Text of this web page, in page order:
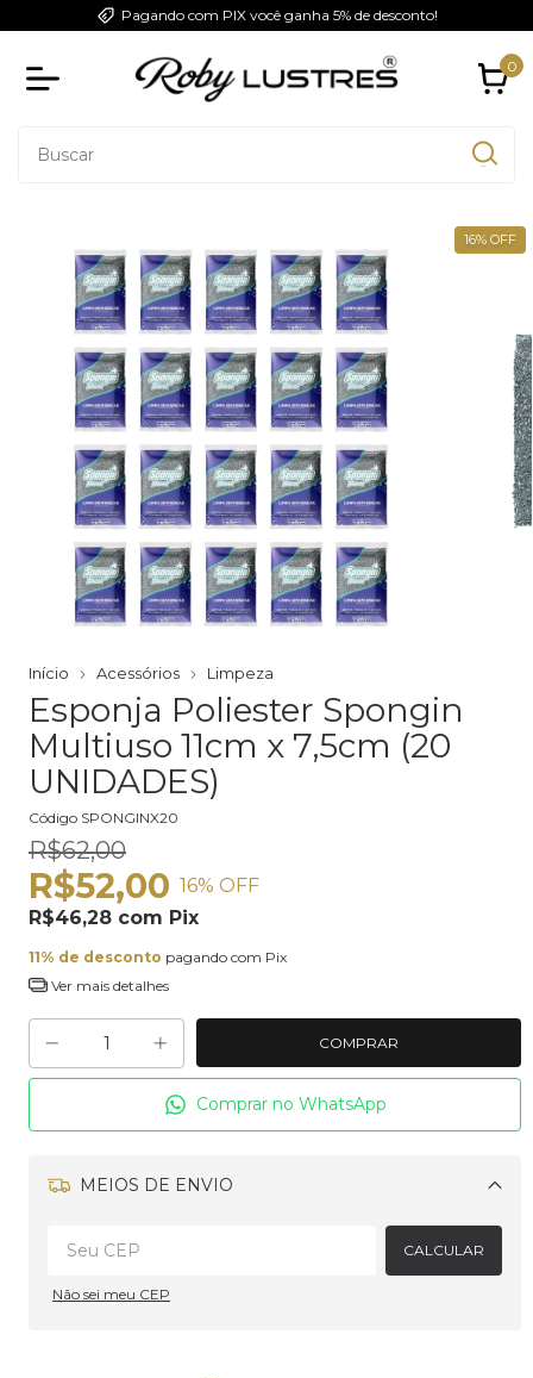
Pagando com PIX você ganha 5% de desconto!
0
16% OFF
Início Acessórios Limpeza
Esponja Poliester Spongin
Multiuso 11cm x 7,5cm (20
UNIDADES)
Código SPONGINX20
R$62,00
R$52,00 16% OFF
R$46,28 com Pix
11% de desconto pagando com Pix
Ver mais detalhes
Comprar no WhatsApp
MEIOS DE ENVIO
Alterar CEP
CALCULAR
Não sei meu CEP